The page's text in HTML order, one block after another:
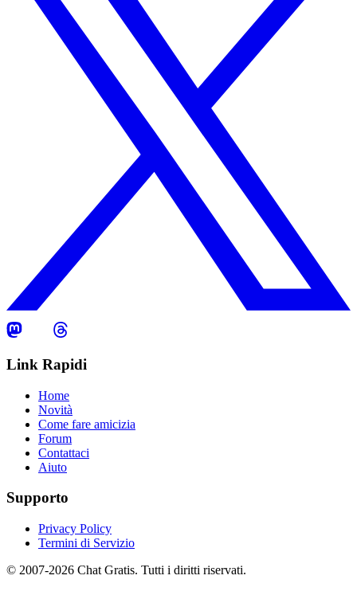
Link Rapidi
Home
Novità
Come fare amicizia
Forum
Contattaci
Aiuto
Supporto
Privacy Policy
Termini di Servizio
© 2007-2026 Chat Gratis. Tutti i diritti riservati.